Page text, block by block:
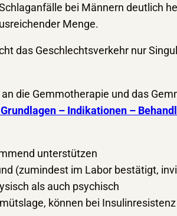
bei Männern deutlich
Menge.
das Geschlechtsverkehr nur
die Gemmotherapie und das
– Indikationen –
unterstützen
(zumindest im Labor bestätigt,
als auch psychisch
können bei